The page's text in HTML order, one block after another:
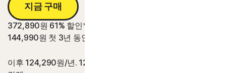
지금 구매
372,890원 61% 할인*
144,990원 첫 3년 동안
이후 124,290원/년. 124,290원/년의 3년 갱신 가격 대비 절